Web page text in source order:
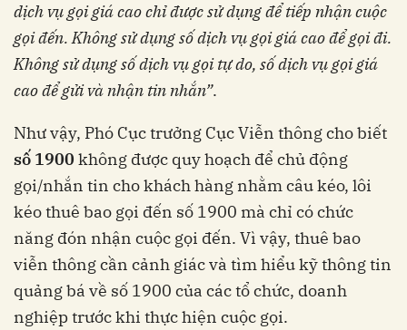
dịch vụ gọi giá cao chỉ được sử dụng để tiếp nhận cuộc
gọi đến. Không sử dụng số dịch vụ gọi giá cao để gọi đi.
Không sử dụng số dịch vụ gọi tự do, số dịch vụ gọi giá
cao để gửi và nhận tin nhắn”.
Như vậy, Phó Cục trưởng Cục Viễn thông cho biết
số 1900 không được quy hoạch để chủ động
gọi/nhắn tin cho khách hàng nhằm câu kéo, lôi
kéo thuê bao gọi đến số 1900 mà chỉ có chức
năng đón nhận cuộc gọi đến. Vì vậy, thuê bao
viễn thông cần cảnh giác và tìm hiểu kỹ thông tin
quảng bá về số 1900 của các tổ chức, doanh
nghiệp trước khi thực hiện cuộc gọi.